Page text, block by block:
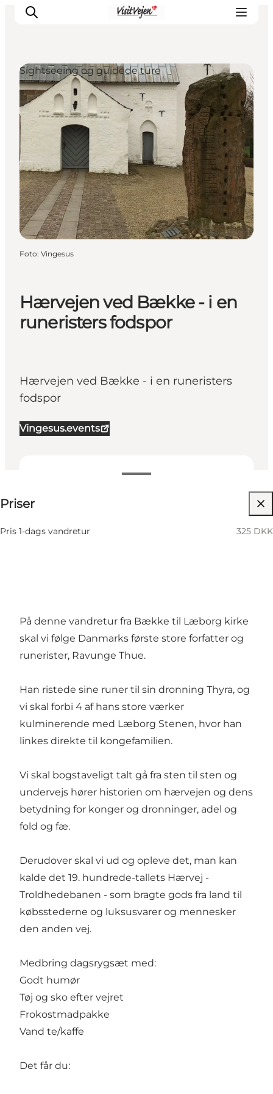
Spise
Sove
Natur
Se og oplev
Byer
Events
Udforsk
Hærvejen ved Bække - i en
runeristers fodspor
Hærvejen ved Bække - i en runeristers
fodspor
Vingesus.events
Priser
Pris 1-dags vandretur 325 DKK
Sightseeing og guidede ture
Foto: Vingesus
På denne vandretur fra Bække til Læborg kirke
skal vi følge Danmarks første store forfatter og
runerister, Ravunge Thue.
Han ristede sine runer til sin dronning Thyra, og
vi skal forbi 4 af hans store værker
kulminerende med Læborg Stenen, hvor han
linkes direkte til kongefamilien.
Vi skal bogstaveligt talt gå fra sten til sten og
undervejs hører historien om hærvejen og dens
betydning for konger og dronninger, adel og
fold og fæ.
Derudover skal vi ud og opleve det, man kan
kalde det 19. hundrede-tallets Hærvej -
Troldhedebanen - som bragte gods fra land til
købsstederne og luksusvarer og mennesker
den anden vej.
Medbring dagsrygsæt med:
Godt humør
Tøj og sko efter vejret
Frokostmadpakke
Vand te/kaffe
Det får du: